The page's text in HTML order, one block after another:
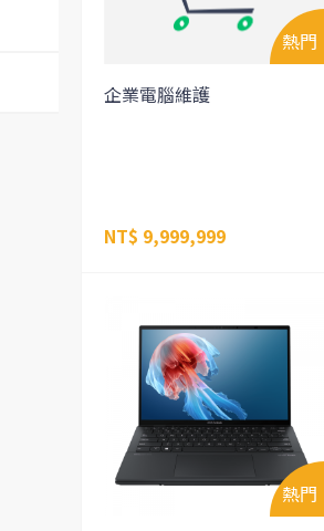
企業電腦維護
NT$ 9,999,999